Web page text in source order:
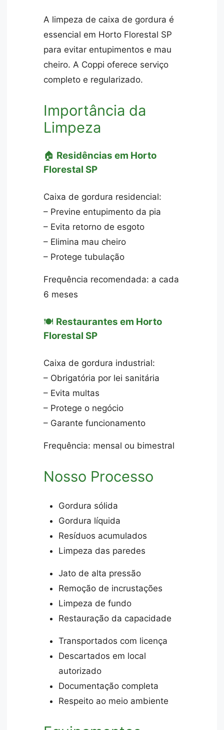
A limpeza de caixa de gordura é
essencial em Horto Florestal SP
para evitar entupimentos e mau
cheiro. A Coppi oferece serviço
completo e regularizado.
Importância da
Limpeza
🏠 Residências em Horto
Florestal SP
Caixa de gordura residencial:
– Previne entupimento da pia
– Evita retorno de esgoto
– Elimina mau cheiro
– Protege tubulação
Frequência recomendada: a cada
6 meses
🍽️ Restaurantes em Horto
Florestal SP
Caixa de gordura industrial:
– Obrigatória por lei sanitária
– Evita multas
– Protege o negócio
– Garante funcionamento
Frequência: mensal ou bimestral
Nosso Processo
Gordura sólida
Gordura líquida
Resíduos acumulados
Limpeza das paredes
Jato de alta pressão
Remoção de incrustações
Limpeza de fundo
Restauração da capacidade
Transportados com licença
Descartados em local
autorizado
Documentação completa
Respeito ao meio ambiente